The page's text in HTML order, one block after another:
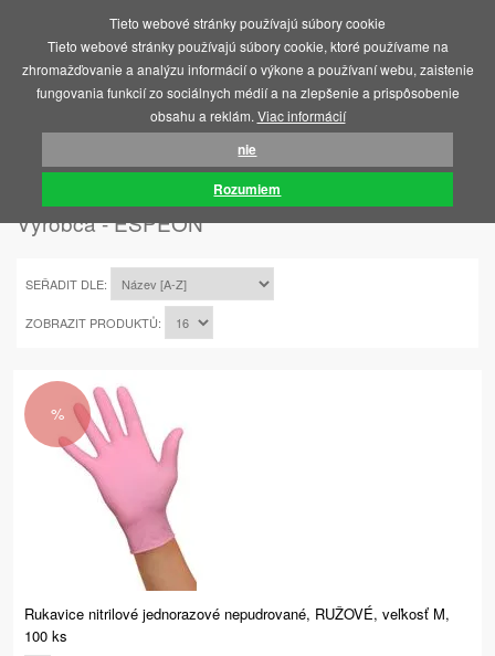
ÚVOD ESPEON
Výrobca - ESPEON
SEŘADIT DLE:
ZOBRAZIT PRODUKTŮ:
%
Rukavice nitrilové jednorazové nepudrované, RUŽOVÉ, veľkosť M,
100 ks
Tieto webové stránky používajú súbory cookie
Tieto webové stránky používajú súbory cookie, ktoré používame na
zhromažďovanie a analýzu informácií o výkone a používaní webu, zaistenie
fungovania funkcií zo sociálnych médií a na zlepšenie a prispôsobenie
obsahu a reklám. Viac informácií
nie
Rozumiem